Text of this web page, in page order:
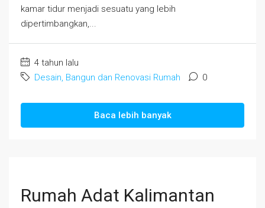
kamar tidur menjadi sesuatu yang lebih
dipertimbangkan,...
4 tahun lalu
Desain, Bangun dan Renovasi Rumah
0
Baca lebih banyak
Rumah Adat Kalimantan